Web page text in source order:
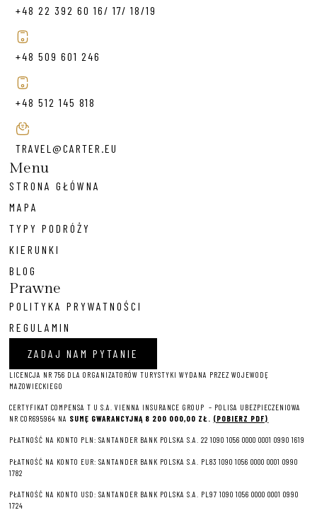
+48 22 392 60 16/ 17/ 18/19
+48 509 601 246
+48 512 145 818
TRAVEL@CARTER.EU
Menu
STRONA GŁÓWNA
MAPA
TYPY PODRÓŻY
KIERUNKI
BLOG
Prawne
POLITYKA PRYWATNOŚCI
REGULAMIN
ZADAJ NAM PYTANIE
LICENCJA NR 756 DLA ORGANIZATORÓW TURYSTYKI WYDANA PRZEZ WOJEWODĘ
MAZOWIECKIEGO
CERTYFIKAT COMPENSA T U S.A. VIENNA INSURANCE GROUP – POLISA UBEZPIECZENIOWA
NR COR695964 NA SUMĘ GWARANCYJNĄ 8 200 000,00 ZŁ. (POBIERZ PDF)
PŁATNOŚĆ NA KONTO PLN: SANTANDER BANK POLSKA S.A. 22 1090 1056 0000 0001 0990 1619
PŁATNOŚĆ NA KONTO EUR: SANTANDER BANK POLSKA S.A. PL83 1090 1056 0000 0001 0990
1782
PŁATNOŚĆ NA KONTO USD: SANTANDER BANK POLSKA S.A. PL97 1090 1056 0000 0001 0990
1724